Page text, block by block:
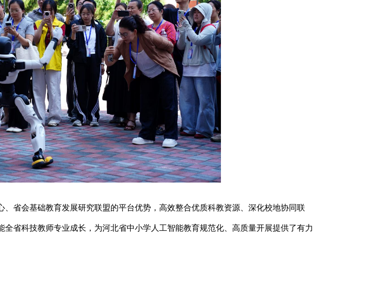
省会基础教育发展研究联盟的平台优势，高效整合优质科教资源、深化校地协同联
省科技教师专业成长，为河北省中小学人工智能教育规范化、高质量开展提供了有力